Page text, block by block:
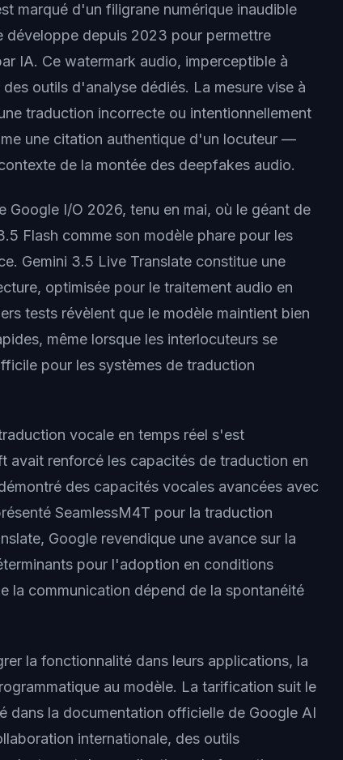
marqué d'un filigrane numérique inaudible
développe depuis 2023 pour permettre
IA. Ce watermark audio, imperceptible à
outils d'analyse dédiés. La mesure vise à
traduction incorrecte ou intentionnellement
une citation authentique d'un locuteur —
de la montée des deepfakes audio.
Google I/O 2026, tenu en mai, où le géant de
Flash comme son modèle phare pour les
Gemini 3.5 Live Translate constitue une
optimisée pour le traitement audio en
tests révèlent que le modèle maintient bien
même lorsque les interlocuteurs se
pour les systèmes de traduction
vocale en temps réel s'est
avait renforcé les capacités de traduction en
des capacités vocales avancées avec
SeamlessM4T pour la traduction
Google revendique une avance sur la
pour l'adoption en conditions
la communication dépend de la spontanéité
la fonctionnalité dans leurs applications, la
au modèle. La tarification suit le
dans la documentation officielle de Google AI
internationale, des outils